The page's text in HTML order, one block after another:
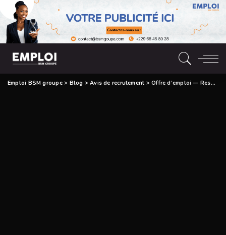
Emploi BSM groupe> Blog >Avis de recrutement >Offre d’emploi — Responsable Support et Intégration